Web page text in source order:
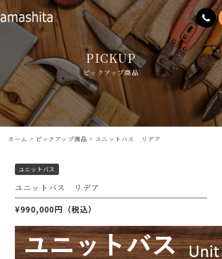
PICKUP
ピックアップ商品
ホーム ピックアップ商品 ユニットバス リデア
ユニットバス
ユニットバス リデア
990,000円（税込）